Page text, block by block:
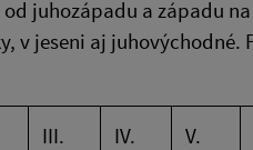
juhozápadu a západu
v jeseni aj
III. IV. V.